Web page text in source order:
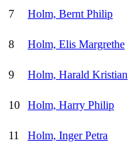
7 Holm, Bernt Philip
8 Holm, Elis Margrethe
9 Holm, Harald Kristian
10 Holm, Harry Philip
11 Holm, Inger Petra